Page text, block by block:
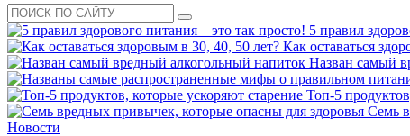
5 правил
Как оставаться
Назван самый
Топ-5
Семь
Новости